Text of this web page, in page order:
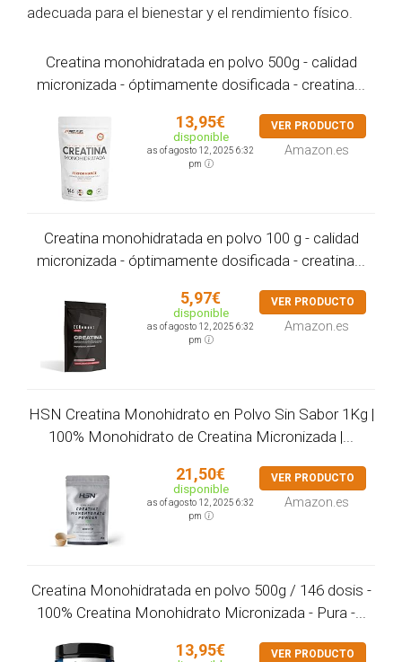
adecuada para el bienestar y el rendimiento físico.
Creatina monohidratada en polvo 500g - calidad
micronizada - óptimamente dosificada - creatina...
13,95€
disponible
as of agosto 12, 2025 6:32
pm
VER PRODUCTO
Amazon.es
Creatina monohidratada en polvo 100 g - calidad
micronizada - óptimamente dosificada - creatina...
5,97€
disponible
as of agosto 12, 2025 6:32
pm
VER PRODUCTO
Amazon.es
HSN Creatina Monohidrato en Polvo Sin Sabor 1Kg |
100% Monohidrato de Creatina Micronizada |...
21,50€
disponible
as of agosto 12, 2025 6:32
pm
VER PRODUCTO
Amazon.es
Creatina Monohidratada en polvo 500g / 146 dosis -
100% Creatina Monohidrato Micronizada - Pura -...
13,95€ VER PRODUCTO